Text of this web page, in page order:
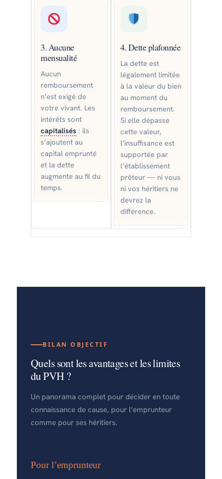
3. Aucune
mensualité
Aucun
remboursement
n’est exigé de
votre vivant. Les
intérêts sont
capitalisés : ils
s’ajoutent au
capital emprunté
et la dette
augmente au fil du
temps.
4. Dette plafonnée
La dette est
légalement limitée
à la valeur du bien
au moment du
remboursement.
Si elle dépasse
cette valeur,
l’insuffisance est
supportée par
l’établissement
prêteur — ni vous
ni vos héritiers ne
devrez la
différence.
BILAN OBJECTIF
Quels sont les avantages et les limites
du PVH ?
Un panorama complet pour décider en toute
connaissance de cause, pour l’emprunteur
comme pour ses héritiers.
Pour l’emprunteur